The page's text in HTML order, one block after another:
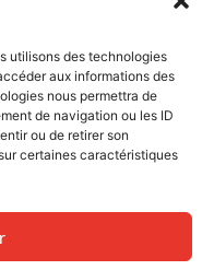
utilisons des technologies
aux informations des
nous permettra de
de navigation ou les ID
ou de retirer son
certaines caractéristiques
de
et de
la réalisation de vos